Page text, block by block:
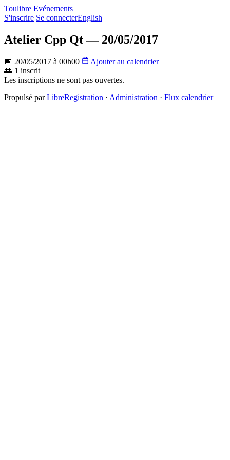
Toulibre Evénements
S'inscrire Se connecterEnglish
Atelier Cpp Qt — 20/05/2017
📅 20/05/2017 à 00h00
Ajouter au calendrier
👥 1 inscrit
Les inscriptions ne sont pas ouvertes.
Propulsé parLibreRegistration · Administration · Flux calendrier